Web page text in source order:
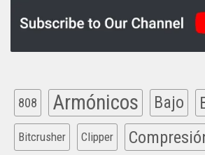
808 Armónicos Bajo
Bitcrusher Clipper